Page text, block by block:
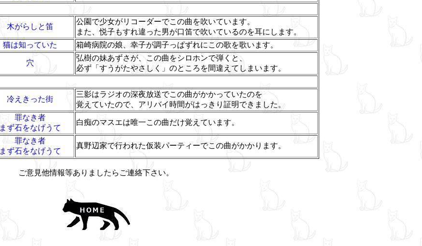
木がらしと笛
公園で少女がリコーダーでこの曲を吹いています。
また、悦子もすれ違った男が口笛で吹いているのを耳にします。
猫は知っていた 箱崎病院の娘、幸子が調子っぱずれにこの歌を歌います。
穴
弘樹の妹あずさが、この曲をシロホンで弾くと、
必ず「すうがたやさしく」のところを間違えてしまいます。
冷えきった街
三影はラジオの深夜放送でこの曲がかかっていたのを
覚えていたので、アリバイ時間がはっきり証明できました。
罪なき者
まず石をなげうて
白痴のマスエは唯一この曲だけ覚えています。
罪なき者
まず石をなげうて
真野辺家で行われた仮装パーティーでこの曲がかかります。
ご意見他情報等ありましたらご連絡下さい。